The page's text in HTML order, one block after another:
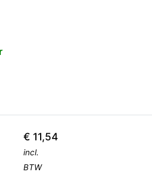
€ 11,54
incl.
BTW